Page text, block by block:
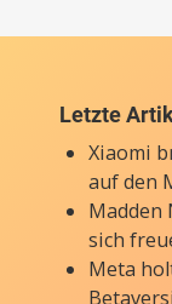
Letzte
Xiaomi
auf den
Madden
sich
Meta